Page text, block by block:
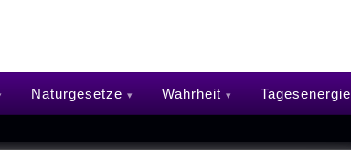
Naturgesetze Wahrheit Tagesenergie